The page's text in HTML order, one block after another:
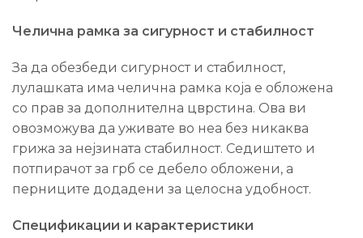
Челична рамка за сигурност и стабилност
За да обезбеди сигурност и стабилност,
лулашката има челична рамка која е обложена
со прав за дополнителна цврстина. Ова ви
овозможува да уживате во неа без никаква
грижа за нејзината стабилност. Седиштето и
потпирачот за грб се дебело обложени, а
перниците додадени за целосна удобност.
Спецификации и карактеристики